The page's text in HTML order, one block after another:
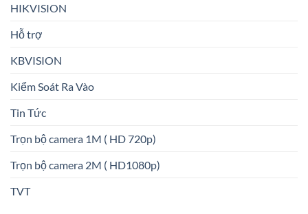
HIKVISION
Hỗ trợ
KBVISION
Kiểm Soát Ra Vào
Tin Tức
Trọn bộ camera 1M ( HD 720p)
Trọn bộ camera 2M ( HD1080p)
TVT